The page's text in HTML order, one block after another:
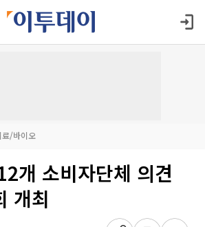
료/바이오
개 소비자단체 의견
개최